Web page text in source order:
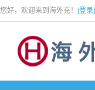
您好，欢迎来到海外充！ [登录]